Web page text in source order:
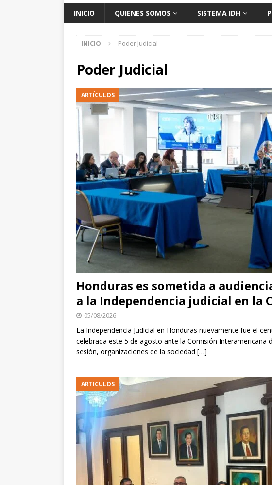
INICIO QUIENES SOMOS SISTEMA IDH
INICIO Poder Judicial
Poder Judicial
ARTÍCULOS
Honduras es sometida a
a la Independencia judicial en la
05/08/2026
La Independencia Judicial en Honduras nuevamente fue el
celebrada este 5 de agosto ante la Comisión Interamericana
sesión, organizaciones de la sociedad […]
ARTÍCULOS